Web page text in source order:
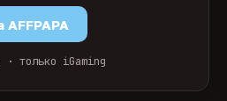
· только iGaming